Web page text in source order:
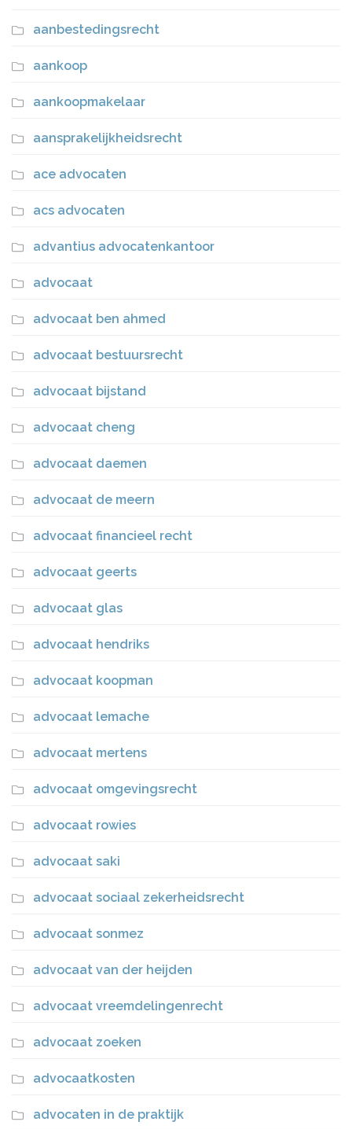
aanbestedingsrecht
aankoop
aankoopmakelaar
aansprakelijkheidsrecht
ace advocaten
acs advocaten
advantius advocatenkantoor
advocaat
advocaat ben ahmed
advocaat bestuursrecht
advocaat bijstand
advocaat cheng
advocaat daemen
advocaat de meern
advocaat financieel recht
advocaat geerts
advocaat glas
advocaat hendriks
advocaat koopman
advocaat lemache
advocaat mertens
advocaat omgevingsrecht
advocaat rowies
advocaat saki
advocaat sociaal zekerheidsrecht
advocaat sonmez
advocaat van der heijden
advocaat vreemdelingenrecht
advocaat zoeken
advocaatkosten
advocaten in de praktijk